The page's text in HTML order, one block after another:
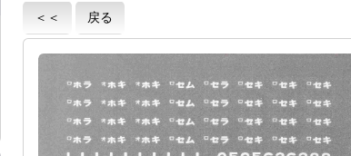
＜＜
戻る